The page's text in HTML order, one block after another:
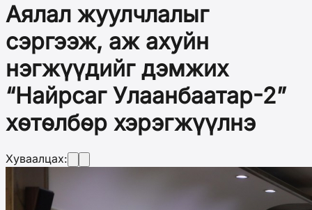
Аялал жуулчлалыг
сэргээж, аж ахуйн
нэгжүүдийг дэмжих
“Найрсаг Улаанбаатар-2”
хөтөлбөр хэрэгжүүлнэ
Хуваалцах: